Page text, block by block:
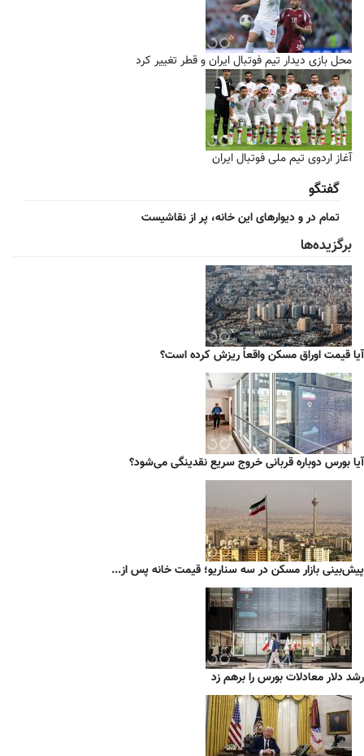
محل بازی دیدار تیم فوتبال ایران و قطر تغییر کرد
آغاز اردوی تیم ملی فوتبال ایران
گفتگو
تمام در و دیوارهای این خانه، پر از نقاشیست
برگزیده‌ها
آیا قیمت اوراق مسکن واقعاً ریزش کرده است؟
آیا بورس دوباره قربانی خروج سریع نقدینگی می‌شود؟
پیش‌بینی بازار مسکن در سه سناریو؛ قیمت خانه پس از...
رشد دلار معادلات بورس را برهم زد